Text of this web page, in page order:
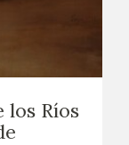
los Ríos